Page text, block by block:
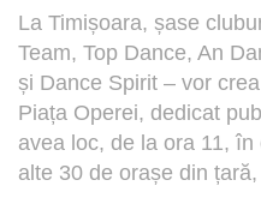
La Timișoara, șase
Team, Top Dance, An
și Dance Spirit – vor
Piața Operei, dedicat
avea loc, de la ora 11,
alte 30 de orașe din